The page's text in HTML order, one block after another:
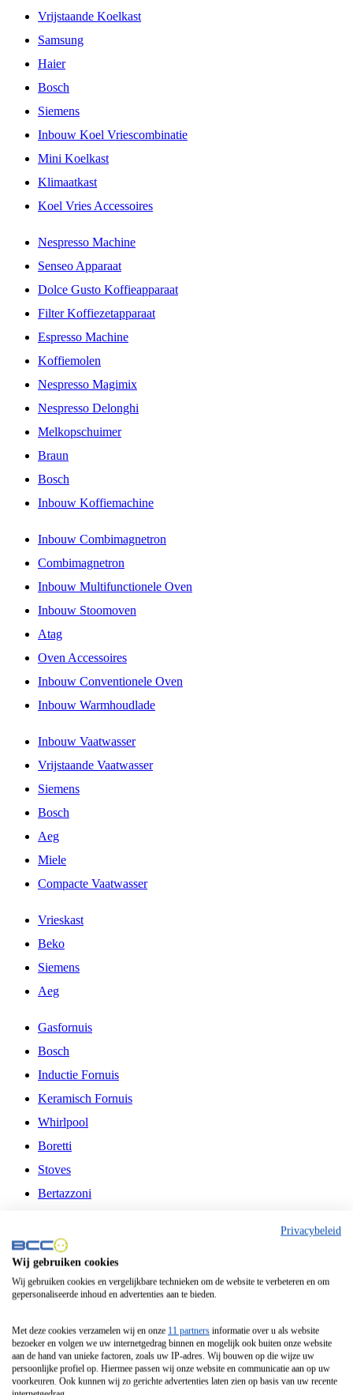
Vrijstaande Koelkast
Samsung
Haier
Bosch
Siemens
Inbouw Koel Vriescombinatie
Mini Koelkast
Klimaatkast
Koel Vries Accessoires
Nespresso Machine
Senseo Apparaat
Dolce Gusto Koffieapparaat
Filter Koffiezetapparaat
Espresso Machine
Koffiemolen
Nespresso Magimix
Nespresso Delonghi
Melkopschuimer
Braun
Bosch
Inbouw Koffiemachine
Inbouw Combimagnetron
Combimagnetron
Inbouw Multifunctionele Oven
Inbouw Stoomoven
Atag
Oven Accessoires
Inbouw Conventionele Oven
Inbouw Warmhoudlade
Inbouw Vaatwasser
Vrijstaande Vaatwasser
Siemens
Bosch
Aeg
Miele
Compacte Vaatwasser
Vrieskast
Beko
Siemens
Aeg
Gasfornuis
Bosch
Inductie Fornuis
Keramisch Fornuis
Whirlpool
Boretti
Stoves
Bertazzoni
Fitelli
Airfryer
Frituurpan
Contactgrill
Broodbakmachine
Broodrooster
Privacybeleid
Wij gebruiken cookies
Wij gebruiken cookies en vergelijkbare technieken om de website te verbeteren en om
gepersonaliseerde inhoud en advertenties aan te bieden.
Met deze cookies verzamelen wij en onze 11 partners informatie over u als website
bezoeker en volgen we uw internetgedrag binnen en mogelijk ook buiten onze website
aan de hand van unieke factoren, zoals uw IP-adres. Wij bouwen op die wijze uw
persoonlijke profiel op. Hiermee passen wij onze website en communicatie aan op uw
voorkeuren. Ook kunnen wij zo gerichte advertenties laten zien op basis van uw recente